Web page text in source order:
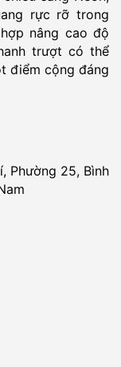
rực rỡ trong
nâng cao độ
trượt có thể
điểm cộng đáng
Phường 25, Bình